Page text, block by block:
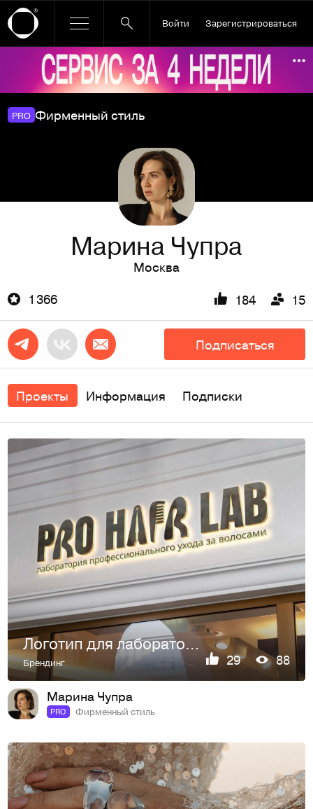
Войти Зарегистрироваться
Ссылка баннера
PRO Фирменный стиль
Марина Чупра
Москва
1 366
184 15
Подписаться
Проекты Информация Подписки
Логотип для лаборатории профессионального ухода за волосами
Брендинг 29 88
Марина Чупра
PRO Фирменный стиль